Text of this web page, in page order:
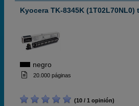
Kyocera TK-8345K (1T02L70NL0)
negro
20.000 páginas
(10 / 1 opinión)